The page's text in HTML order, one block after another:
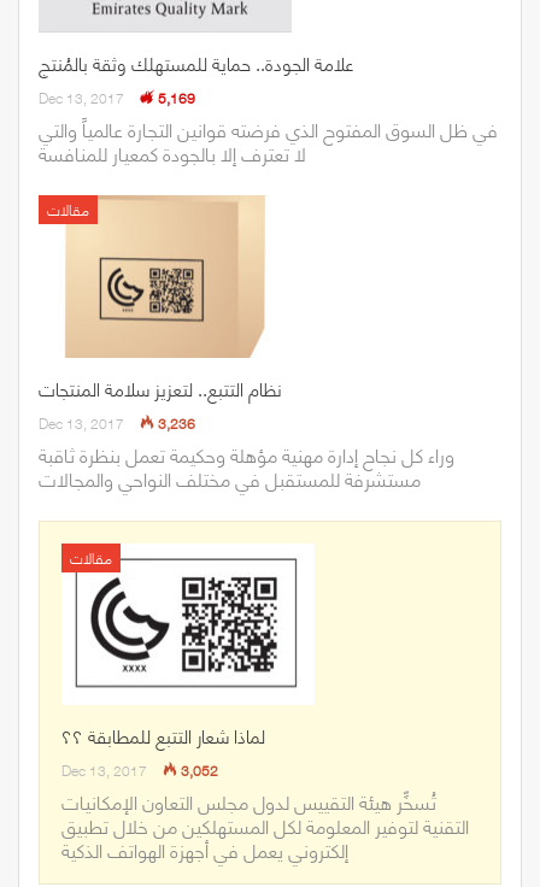
علامة الجودة.. حماية للمستهلك وثقة بالمُنتج
Dec 13, 2017 5,169
في ظل السوق المفتوح الذي فرضته قوانين التجارة عالمياً والتي
لا تعترف إلا بالجودة كمعيار للمنافسة
مقالات
نظام التتبع.. لتعزيز سلامة المنتجات
Dec 13, 2017 3,236
وراء كل نجاح إدارة مهنية مؤهلة وحكيمة تعمل بنظرة ثاقبة
مستشرفة للمستقبل في مختلف النواحي والمجالات
مقالات
لماذا شعار التتبع للمطابقة ؟؟
Dec 13, 2017 3,052
تُسخِّر هيئة التقييس لدول مجلس التعاون الإمكانيات
التقنية لتوفير المعلومة لكل المستهلكين من خلال تطبيق
إلكتروني يعمل في أجهزة الهواتف الذكية